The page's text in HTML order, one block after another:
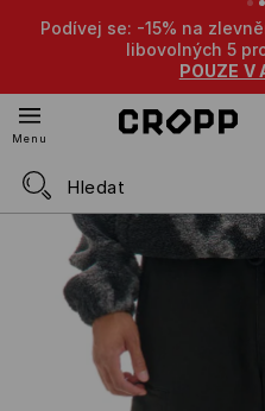
Podívej se: -15% na
libovolných 5
POUZE V
Menu